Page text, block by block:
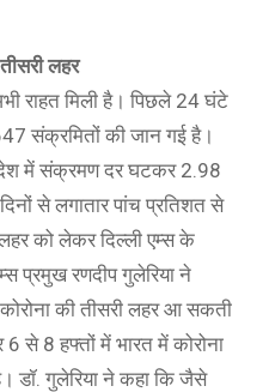
लहर
राहत मिली है। पिछले 24 घंटे
संक्रमितों की जान गई है।
में संक्रमण दर घटकर 2.98
से लगातार पांच प्रतिशत से
को लेकर दिल्ली एम्स के
प्रमुख रणदीप गुलेरिया ने
की तीसरी लहर आ सकती
से 8 हफ्तों में भारत में कोरोना
डॉ. गुलेरिया ने कहा कि जैसे